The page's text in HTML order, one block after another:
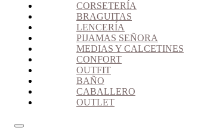
CORSETERÍA
BRAGUITAS
LENCERÍA
PIJAMAS SEÑORA
MEDIAS Y CALCETINES
CONFORT
OUTFIT
BAÑO
CABALLERO
OUTLET